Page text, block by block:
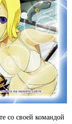
со своей командой